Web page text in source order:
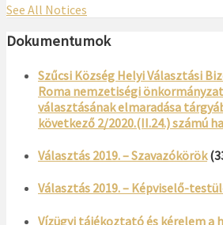
See All Notices
Dokumentumok
Szűcsi Község Helyi Választási
Roma nemzetiségi
választásának elmaradása
következő 2/2020.(II.24.) számú
Választás 2019. – Szavazókörök
Választás 2019. – Képviselő-
Vízügyi tájékoztató és kérelem a